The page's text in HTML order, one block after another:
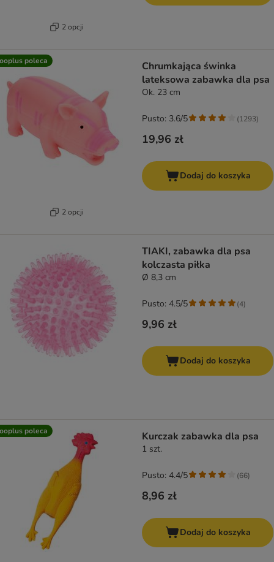
2 opcji
poleca
2 opcji
Chrumkająca świnka
lateksowa zabawka dla psa
Ok. 23 cm
19,96 zł
Pusto: 3.6/5 (1293)
Dodaj do koszyka
TIAKI, zabawka dla psa
kolczasta piłka
Ø 8,3 cm
9,96 zł
Pusto: 4.5/5 (4)
Dodaj do koszyka
poleca Kurczak zabawka dla psa
1 szt.
8,96 zł
Pusto: 4.4/5 (66)
Dodaj do koszyka